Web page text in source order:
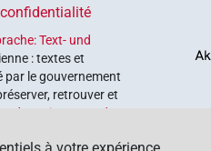
confidentialité
Text- und
: textes et
par le gouvernement
retrouver et
des sciences et des